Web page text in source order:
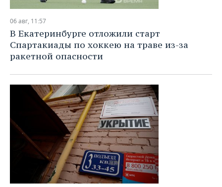
06 авг, 11:57
В Екатеринбурге отложили старт
Спартакиады по хоккею на траве из-за
ракетной опасности